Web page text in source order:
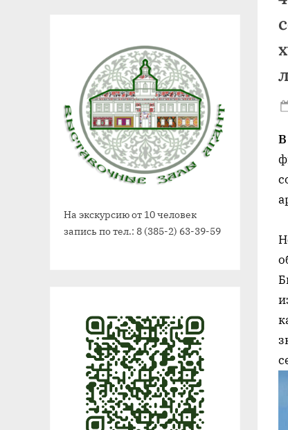
В
На экскурсию от 10 человек
запись по тел.: 8 (385-2) 63-39-59